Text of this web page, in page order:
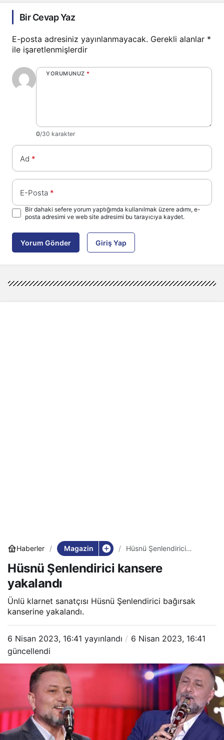
Bir Cevap Yaz
E-posta adresiniz yayınlanmayacak. Gerekli alanlar *
ile işaretlenmişlerdir
YORUMUNUZ *
0/30 karakter
Ad *
E-Posta *
Bir dahaki sefere yorum yaptığımda kullanılmak üzere adımı, e-
posta adresimi ve web site adresimi bu tarayıcıya kaydet.
Yorum Gönder Giriş Yap
Haberler Magazin
Hüsnü Şenlendirici
Hüsnü Şenlendirici kansere
yakalandı
Ünlü klarnet sanatçısı Hüsnü Şenlendirici bağırsak
kanserine yakalandı.
6 Nisan 2023, 16:41 yayınlandı
6 Nisan 2023, 16:41
güncellendi